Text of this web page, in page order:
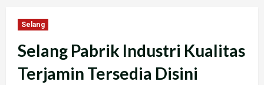
Selang
Selang Pabrik Industri Kualitas
Terjamin Tersedia Disini